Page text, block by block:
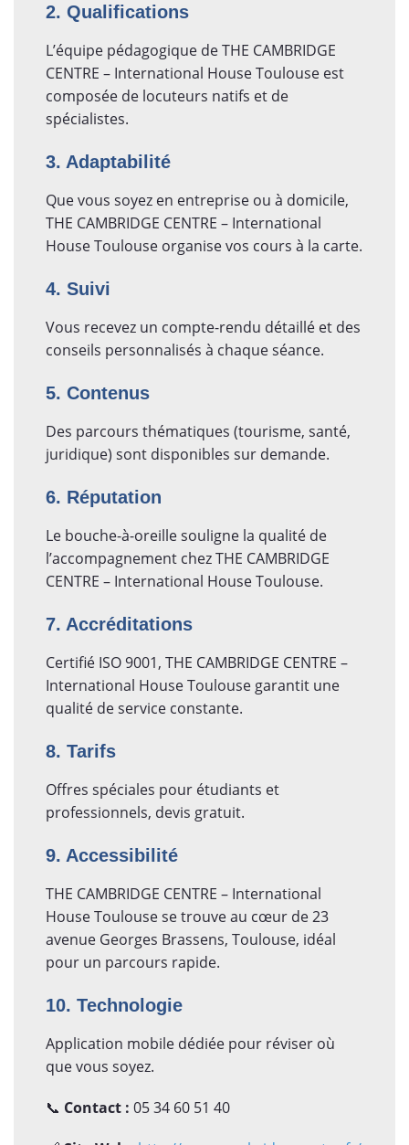
2. Qualifications
L’équipe pédagogique de THE CAMBRIDGE
CENTRE – International House Toulouse est
composée de locuteurs natifs et de
spécialistes.
3. Adaptabilité
Que vous soyez en entreprise ou à domicile,
THE CAMBRIDGE CENTRE – International
House Toulouse organise vos cours à la carte.
4. Suivi
Vous recevez un compte-rendu détaillé et des
conseils personnalisés à chaque séance.
5. Contenus
Des parcours thématiques (tourisme, santé,
juridique) sont disponibles sur demande.
6. Réputation
Le bouche-à-oreille souligne la qualité de
l’accompagnement chez THE CAMBRIDGE
CENTRE – International House Toulouse.
7. Accréditations
Certifié ISO 9001, THE CAMBRIDGE CENTRE –
International House Toulouse garantit une
qualité de service constante.
8. Tarifs
Offres spéciales pour étudiants et
professionnels, devis gratuit.
9. Accessibilité
THE CAMBRIDGE CENTRE – International
House Toulouse se trouve au cœur de 23
avenue Georges Brassens, Toulouse, idéal
pour un parcours rapide.
10. Technologie
Application mobile dédiée pour réviser où
que vous soyez.
📞 Contact : 05 34 60 51 40